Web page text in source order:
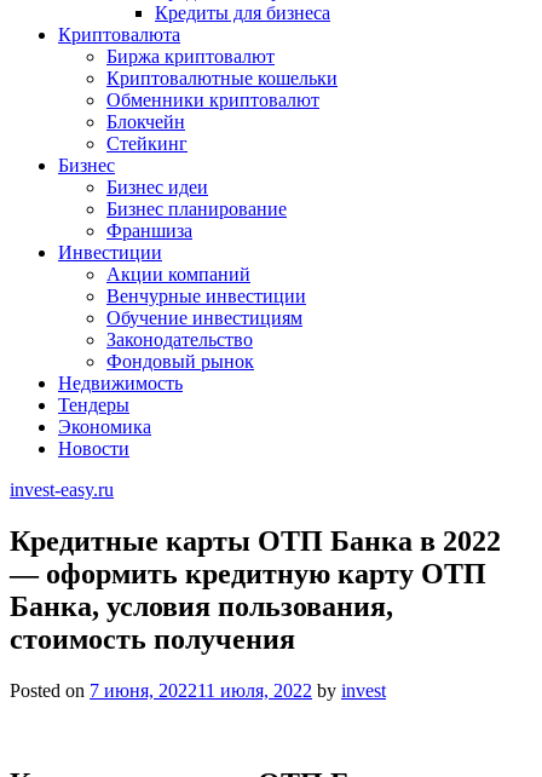
Кредиты для бизнеса
Криптовалюта
Биржа криптовалют
Криптовалютные кошельки
Обменники криптовалют
Блокчейн
Стейкинг
Бизнес
Бизнес идеи
Бизнес планирование
Франшиза
Инвестиции
Акции компаний
Венчурные инвестиции
Обучение инвестициям
Законодательство
Фондовый рынок
Недвижимость
Тендеры
Экономика
Новости
invest-easy.ru
Кредитные карты ОТП Банка в 2022
— оформить кредитную карту ОТП
Банка, условия пользования,
стоимость получения
Posted on 7 июня, 202211 июля, 2022 by invest